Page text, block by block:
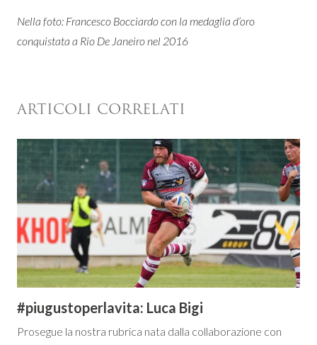
Nella foto: Francesco Bocciardo con la medaglia d’oro
conquistata a Rio De Janeiro nel 2016
ARTICOLI CORRELATI
#piugustoperlavita: Luca Bigi
Prosegue la nostra rubrica nata dalla collaborazione con